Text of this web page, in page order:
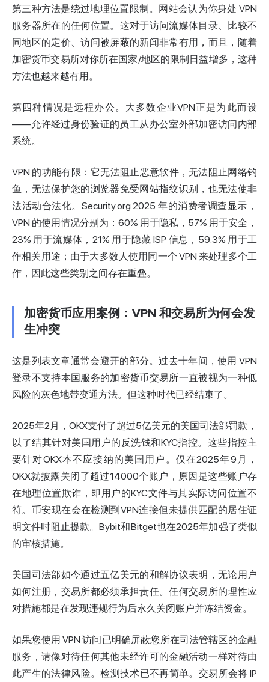
第三种方法是绕过地理位置限制。网站会认为你身处 VPN
服务器所在的任何位置。这对于访问流媒体目录、比较不
同地区的定价、访问被屏蔽的新闻非常有用，而且，随着
加密货币交易所对你所在国家/地区的限制日益增多，这种
方法也越来越有用。
第四种情况是远程办公。大多数企业VPN正是为此而设
——允许经过身份验证的员工从办公室外部加密访问内部
系统。
VPN 的功能有限：它无法阻止恶意软件，无法阻止网络钓
鱼，无法保护您的浏览器免受网站指纹识别，也无法使非
法活动合法化。Security.org 2025 年的消费者调查显示，
VPN 的使用情况分别为：60% 用于隐私，57% 用于安全，
23% 用于流媒体，21% 用于隐藏 ISP 信息，59.3% 用于工
作相关用途；由于大多数人使用同一个 VPN 来处理多个工
作，因此这些类别之间存在重叠。
加密货币应用案例：VPN 和交易所为何会发
生冲突
这是列表文章通常会避开的部分。过去十年间，使用 VPN
登录不支持本国服务的加密货币交易所一直被视为一种低
风险的灰色地带变通方法。但这种时代已经结束了。
2025年2月，OKX支付了超过5亿美元的美国司法部罚款，
以了结其针对美国用户的反洗钱和KYC指控。这些指控主
要针对OKX本不应接纳的美国用户。仅在2025年9月，
OKX就披露关闭了超过14000个账户，原因是这些账户存
在地理位置欺诈，即用户的KYC文件与其实际访问位置不
符。币安现在会在检测到VPN连接但未提供匹配的居住证
明文件时阻止提款。Bybit和Bitget也在2025年加强了类似
的审核措施。
美国司法部如今通过五亿美元的和解协议表明，无论用户
如何注册，交易所都必须承担责任。任何交易所的理性应
对措施都是在发现违规行为后永久关闭账户并冻结资金。
如果您使用 VPN 访问已明确屏蔽您所在司法管辖区的金融
服务，请像对待任何其他未经许可的金融活动一样对待由
此产生的法律风险。检测技术已不再简单。交易所会将 IP